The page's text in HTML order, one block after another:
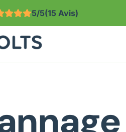
5/5(15 Avis)